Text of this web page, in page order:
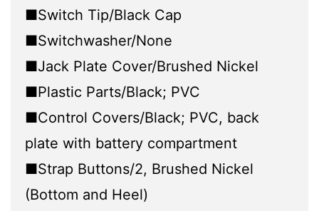
■Switch Tip/Black Cap
■Switchwasher/None
■Jack Plate Cover/Brushed Nickel
■Plastic Parts/Black; PVC
■Control Covers/Black; PVC, back
plate with battery compartment
■Strap Buttons/2, Brushed Nickel
(Bottom and Heel)